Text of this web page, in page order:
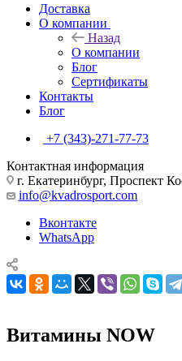
Доставка
О компании
Назад
О компании
Блог
Сертификаты
Контакты
Блог
+7 (343)-271-77-73
Контактная информация
г. Екатеринбург, Проспект
info@kvadrosport.com
Вконтакте
WhatsApp
Витамины NOW